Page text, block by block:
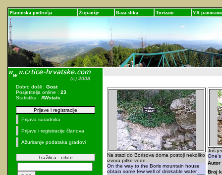
Planinska područja Županije Baza slika Turizam VR panorame
Dobro došli : Gost
Posjetitelja online : 23
Statistika : AWstats
Prijave i registracije
Prijava suradnika
Prijave i registracije članova
Ažuriranje podataka gradovi
Tražilica - crtice
Na stazi do Borisova doma postoji nekoliko
izvora pitke vode .
On the way to the Boris mountain house
obtain some few well of drinkable water .
Još
One's
Autor
Broj